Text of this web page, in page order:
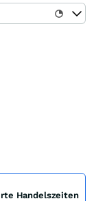
Handelszeiten